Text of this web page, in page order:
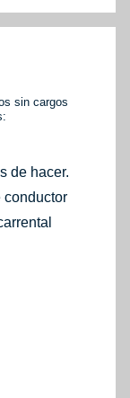
sin cargos